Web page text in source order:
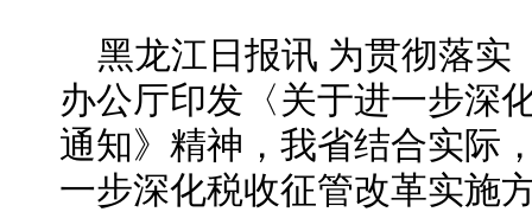
黑龙江日报讯 为贯彻落实
办公厅印发〈关于进一步深
通知》精神，我省结合实际
一步深化税收征管改革实施